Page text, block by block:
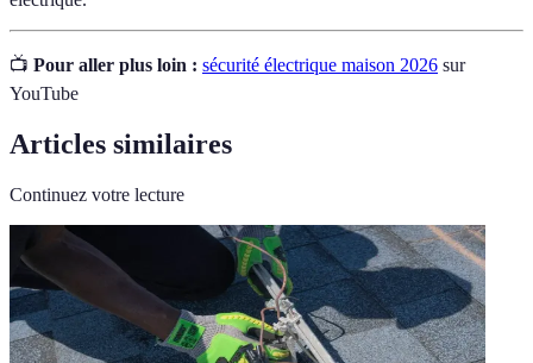
📺 Pour aller plus loin : sécurité électrique maison 2026 sur
YouTube
Articles similaires
Continuez votre lecture